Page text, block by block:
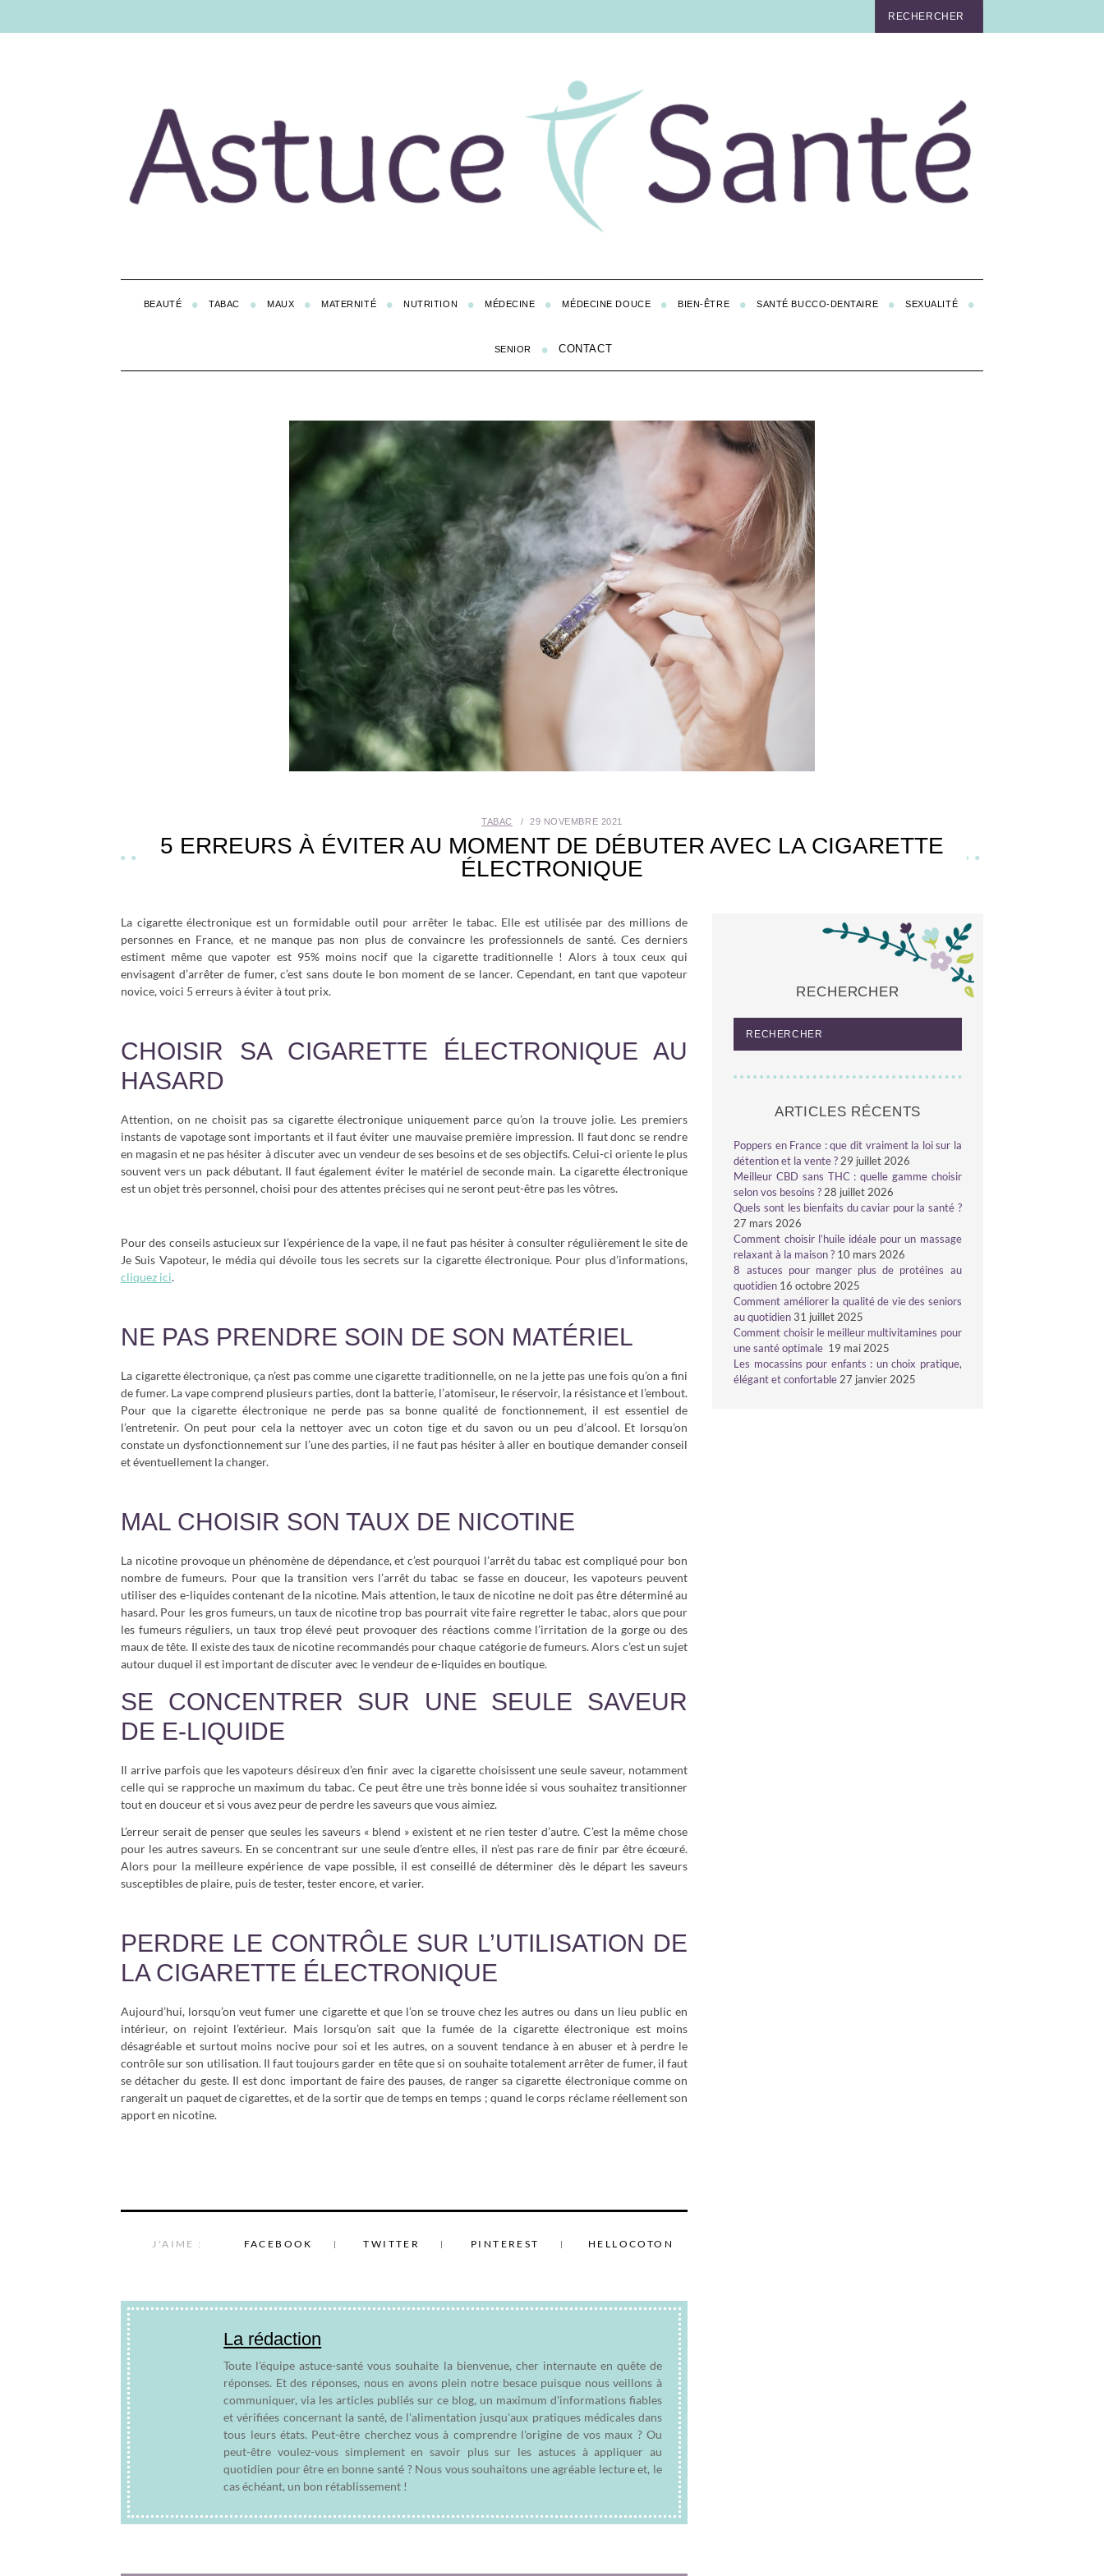
BEAUTÉ TABAC MAUX MATERNITÉ NUTRITION MÉDECINE MÉDECINE DOUCE BIEN-ÊTRE SANTÉ BUCCO-DENTAIRE SEXUALITÉ
SENIOR CONTACT
TABAC 29 NOVEMBRE 2021
5 ERREURS À ÉVITER AU MOMENT DE DÉBUTER AVEC LA CIGARETTE
ÉLECTRONIQUE
La cigarette électronique est un formidable outil pour arrêter le tabac. Elle est utilisée par des millions de
personnes en France, et ne manque pas non plus de convaincre les professionnels de santé. Ces derniers
estiment même que vapoter est 95% moins nocif que la cigarette traditionnelle ! Alors à toux ceux qui
envisagent d’arrêter de fumer, c’est sans doute le bon moment de se lancer. Cependant, en tant que vapoteur
novice, voici 5 erreurs à éviter à tout prix.
CHOISIR SA CIGARETTE ÉLECTRONIQUE AU
HASARD
Attention, on ne choisit pas sa cigarette électronique uniquement parce qu’on la trouve jolie. Les premiers
instants de vapotage sont importants et il faut éviter une mauvaise première impression. Il faut donc se rendre
en magasin et ne pas hésiter à discuter avec un vendeur de ses besoins et de ses objectifs. Celui-ci oriente le plus
souvent vers un pack débutant. Il faut également éviter le matériel de seconde main. La cigarette électronique
est un objet très personnel, choisi pour des attentes précises qui ne seront peut-être pas les vôtres.
Pour des conseils astucieux sur l’expérience de la vape, il ne faut pas hésiter à consulter régulièrement le site de
Je Suis Vapoteur, le média qui dévoile tous les secrets sur la cigarette électronique. Pour plus d’informations,
cliquez ici.
NE PAS PRENDRE SOIN DE SON MATÉRIEL
La cigarette électronique, ça n’est pas comme une cigarette traditionnelle, on ne la jette pas une fois qu’on a fini
de fumer. La vape comprend plusieurs parties, dont la batterie, l’atomiseur, le réservoir, la résistance et l’embout.
Pour que la cigarette électronique ne perde pas sa bonne qualité de fonctionnement, il est essentiel de
l’entretenir. On peut pour cela la nettoyer avec un coton tige et du savon ou un peu d’alcool. Et lorsqu’on
constate un dysfonctionnement sur l’une des parties, il ne faut pas hésiter à aller en boutique demander conseil
et éventuellement la changer.
MAL CHOISIR SON TAUX DE NICOTINE
La nicotine provoque un phénomène de dépendance, et c’est pourquoi l’arrêt du tabac est compliqué pour bon
nombre de fumeurs. Pour que la transition vers l’arrêt du tabac se fasse en douceur, les vapoteurs peuvent
utiliser des e-liquides contenant de la nicotine. Mais attention, le taux de nicotine ne doit pas être déterminé au
hasard. Pour les gros fumeurs, un taux de nicotine trop bas pourrait vite faire regretter le tabac, alors que pour
les fumeurs réguliers, un taux trop élevé peut provoquer des réactions comme l’irritation de la gorge ou des
maux de tête. Il existe des taux de nicotine recommandés pour chaque catégorie de fumeurs. Alors c’est un sujet
autour duquel il est important de discuter avec le vendeur de e-liquides en boutique.
SE CONCENTRER SUR UNE SEULE SAVEUR
DE E-LIQUIDE
Il arrive parfois que les vapoteurs désireux d’en finir avec la cigarette choisissent une seule saveur, notamment
celle qui se rapproche un maximum du tabac. Ce peut être une très bonne idée si vous souhaitez transitionner
tout en douceur et si vous avez peur de perdre les saveurs que vous aimiez.
L’erreur serait de penser que seules les saveurs « blend » existent et ne rien tester d’autre. C’est la même chose
pour les autres saveurs. En se concentrant sur une seule d’entre elles, il n’est pas rare de finir par être écœuré.
Alors pour la meilleure expérience de vape possible, il est conseillé de déterminer dès le départ les saveurs
susceptibles de plaire, puis de tester, tester encore, et varier.
PERDRE LE CONTRÔLE SUR L’UTILISATION DE
LA CIGARETTE ÉLECTRONIQUE
Aujourd’hui, lorsqu’on veut fumer une cigarette et que l’on se trouve chez les autres ou dans un lieu public en
intérieur, on rejoint l’extérieur. Mais lorsqu’on sait que la fumée de la cigarette électronique est moins
désagréable et surtout moins nocive pour soi et les autres, on a souvent tendance à en abuser et à perdre le
contrôle sur son utilisation. Il faut toujours garder en tête que si on souhaite totalement arrêter de fumer, il faut
se détacher du geste. Il est donc important de faire des pauses, de ranger sa cigarette électronique comme on
rangerait un paquet de cigarettes, et de la sortir que de temps en temps ; quand le corps réclame réellement son
apport en nicotine.
J'AIME : FACEBOOK TWITTER PINTEREST HELLOCOTON
La rédaction
Toute l'équipe astuce-santé vous souhaite la bienvenue, cher internaute en quête de
réponses. Et des réponses, nous en avons plein notre besace puisque nous veillons à
communiquer, via les articles publiés sur ce blog, un maximum d'informations fiables
et vérifiées concernant la santé, de l'alimentation jusqu'aux pratiques médicales dans
tous leurs états. Peut-être cherchez vous à comprendre l'origine de vos maux ? Ou
peut-être voulez-vous simplement en savoir plus sur les astuces à appliquer au
quotidien pour être en bonne santé ? Nous vous souhaitons une agréable lecture et, le
cas échéant, un bon rétablissement !
RECHERCHER
ARTICLES RÉCENTS
Poppers en France : que dit vraiment la loi sur la
détention et la vente ? 29 juillet 2026
Meilleur CBD sans THC : quelle gamme choisir
selon vos besoins ? 28 juillet 2026
Quels sont les bienfaits du caviar pour la santé ?
27 mars 2026
Comment choisir l’huile idéale pour un massage
relaxant à la maison ? 10 mars 2026
8 astuces pour manger plus de protéines au
quotidien 16 octobre 2025
Comment améliorer la qualité de vie des seniors
au quotidien 31 juillet 2025
Comment choisir le meilleur multivitamines pour
une santé optimale 19 mai 2025
Les mocassins pour enfants : un choix pratique,
élégant et confortable 27 janvier 2025